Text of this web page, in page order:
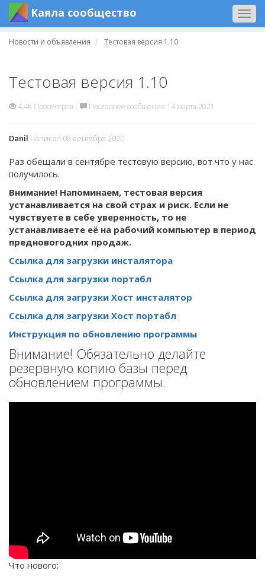
Каяла сообщество
Новости и объявления Тестовая версия 1.10
Тестовая версия 1.10
4,4K Просмотров Последнее сообщение 14 марта 2021
Danil написал 02 сентября 2020
Раз обещали в сентябре тестовую версию, вот что у нас
получилось.
Внимание! Напоминаем, тестовая версия
устанавливается на свой страх и риск. Если не
чувствуете в себе уверенность, то не
устанавливаете её на рабочий компьютер в период
предновогодних продаж.
Ссылка для загрузки инсталятора
Ссылка для загрузки портабл
Ссылка для загрузки Хост инсталятор
Ссылка для загрузки Хост портабл
Инструкция по обновлению программы
Внимание! Обязательно делайте
резервную копию базы перед
обновлением программы.
Что нового: